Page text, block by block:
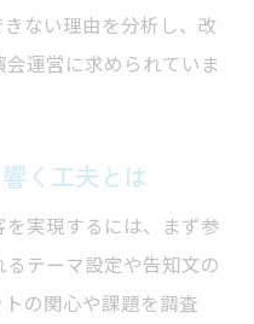
ない理由を分析し、改
運営に求められていま
く工夫とは
実現するには、まず参
テーマ設定や告知文の
の関心や課題を調査